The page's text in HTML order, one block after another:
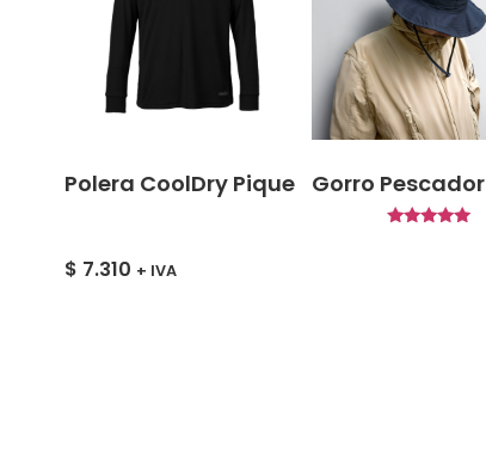
Polera CoolDry Pique
$ 7.310 + IVA
Gorro Pescador